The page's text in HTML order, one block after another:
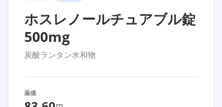
ホスレノールチュアブル錠
500mg
炭酸ランタン水和物
薬価